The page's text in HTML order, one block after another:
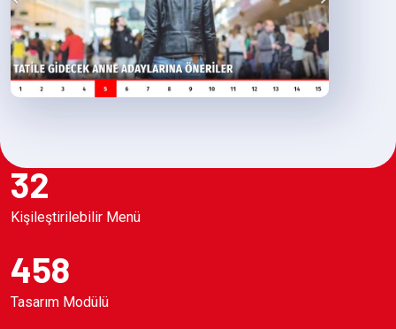
32
Kişileştirilebilir Menü
458
Tasarım Modülü